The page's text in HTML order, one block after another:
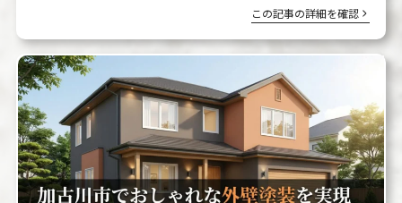
この記事の詳細を確認